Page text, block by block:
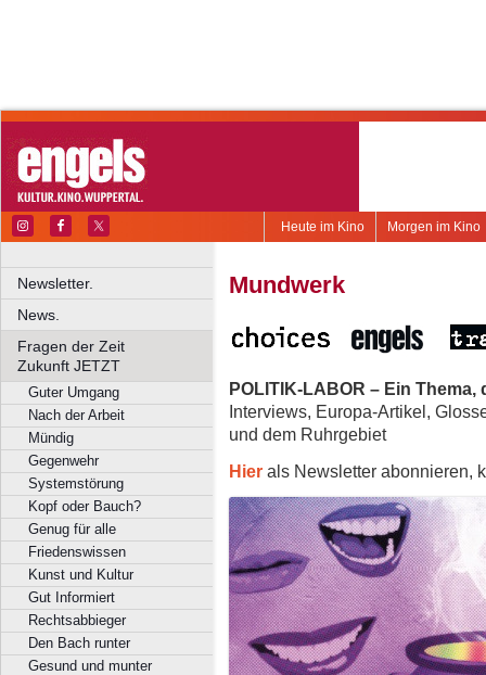
Morgen im Kino
Heute im Kino
Newsletter.
News.
Fragen der Zeit
Zukunft JETZT
Guter Umgang
Nach der Arbeit
Mündig
Gegenwehr
Systemstörung
Kopf oder Bauch?
Genug für alle
Friedenswissen
Kunst und Kultur
Gut Informiert
Rechtsabbieger
Den Bach runter
Gesund und munter
Mundwerk
POLITIK-LABOR – Ein
Interviews, Europa-Artikel,
und dem Ruhrgebiet
Hier als Newsletter abonnieren,